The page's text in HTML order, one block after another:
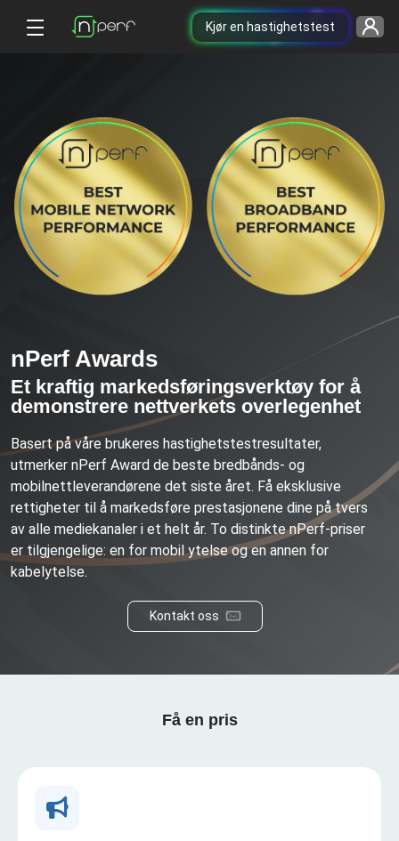
Kjør en hastighetstest
nPerf Awards
Et kraftig markedsføringsverktøy for å
demonstrere nettverkets overlegenhet
Basert på våre brukeres hastighetstestresultater,
utmerker nPerf Award de beste bredbånds- og
mobilnettleverandørene det siste året. Få eksklusive
rettigheter til å markedsføre prestasjonene dine på tvers
av alle mediekanaler i et helt år. To distinkte nPerf-priser
er tilgjengelige: en for mobil ytelse og en annen for
kabelytelse.
Kontakt oss
Få en pris